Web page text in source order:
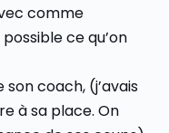
comme
ce qu’on
son coach, (j’avais
à sa place. On